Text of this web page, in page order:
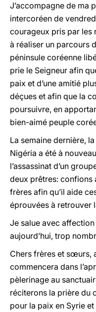
J’accompagne de ma
intercoréen de
courageux pris par les
à réaliser un parcours
péninsule coréenne
prie le Seigneur afin
paix et d’une amitié
déçues et afin que la
poursuivre, en
bien-aimé peuple
La semaine dernière,
Nigéria a été à
l’assassinat d’un
deux prêtres: confions
frères afin qu’il aide
éprouvées à retrouver
Je salue avec
aujourd’hui, trop
Chers frères et sœurs,
commencera dans
pèlerinage au
réciterons la prière du
pour la paix en Syrie